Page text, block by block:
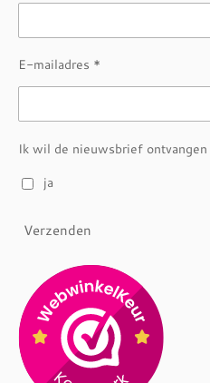
E-mailadres *
Ik wil de nieuwsbrief
ja
Verzenden